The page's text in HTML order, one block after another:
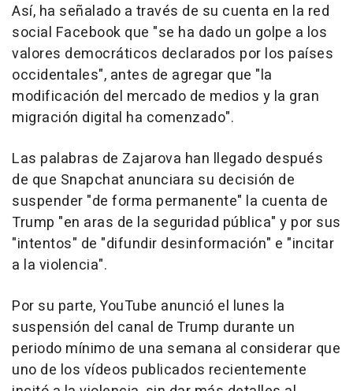
Así, ha señalado a través de su cuenta en la red
social Facebook que "se ha dado un golpe a los
valores democráticos declarados por los países
occidentales", antes de agregar que "la
modificación del mercado de medios y la gran
migración digital ha comenzado".
Las palabras de Zajarova han llegado después
de que Snapchat anunciara su decisión de
suspender "de forma permanente" la cuenta de
Trump "en aras de la seguridad pública" y por sus
"intentos" de "difundir desinformación" e "incitar
a la violencia".
Por su parte, YouTube anunció el lunes la
suspensión del canal de Trump durante un
periodo mínimo de una semana al considerar que
uno de los vídeos publicados recientemente